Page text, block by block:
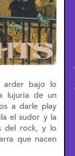
arder bajo lo
lujuria de un
a darle play
el sudor y la
del rock, y lo
que nacen